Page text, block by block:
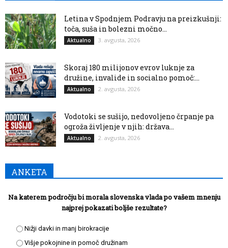
Letina v Spodnjem Podravju na preizkušnji:
toča, suša in bolezni močno...
Aktualno 3. avgusta, 2026
Skoraj 180 milijonov evrov luknje za
družine, invalide in socialno pomoč:...
Aktualno 2. avgusta, 2026
Vodotoki se sušijo, nedovoljeno črpanje pa
ogroža življenje v njih: država...
Aktualno 2. avgusta, 2026
ANKETA
Na katerem področju bi morala slovenska vlada po vašem mnenju
najprej pokazati boljše rezultate?
Nižji davki in manj birokracije
Višje pokojnine in pomoč družinam